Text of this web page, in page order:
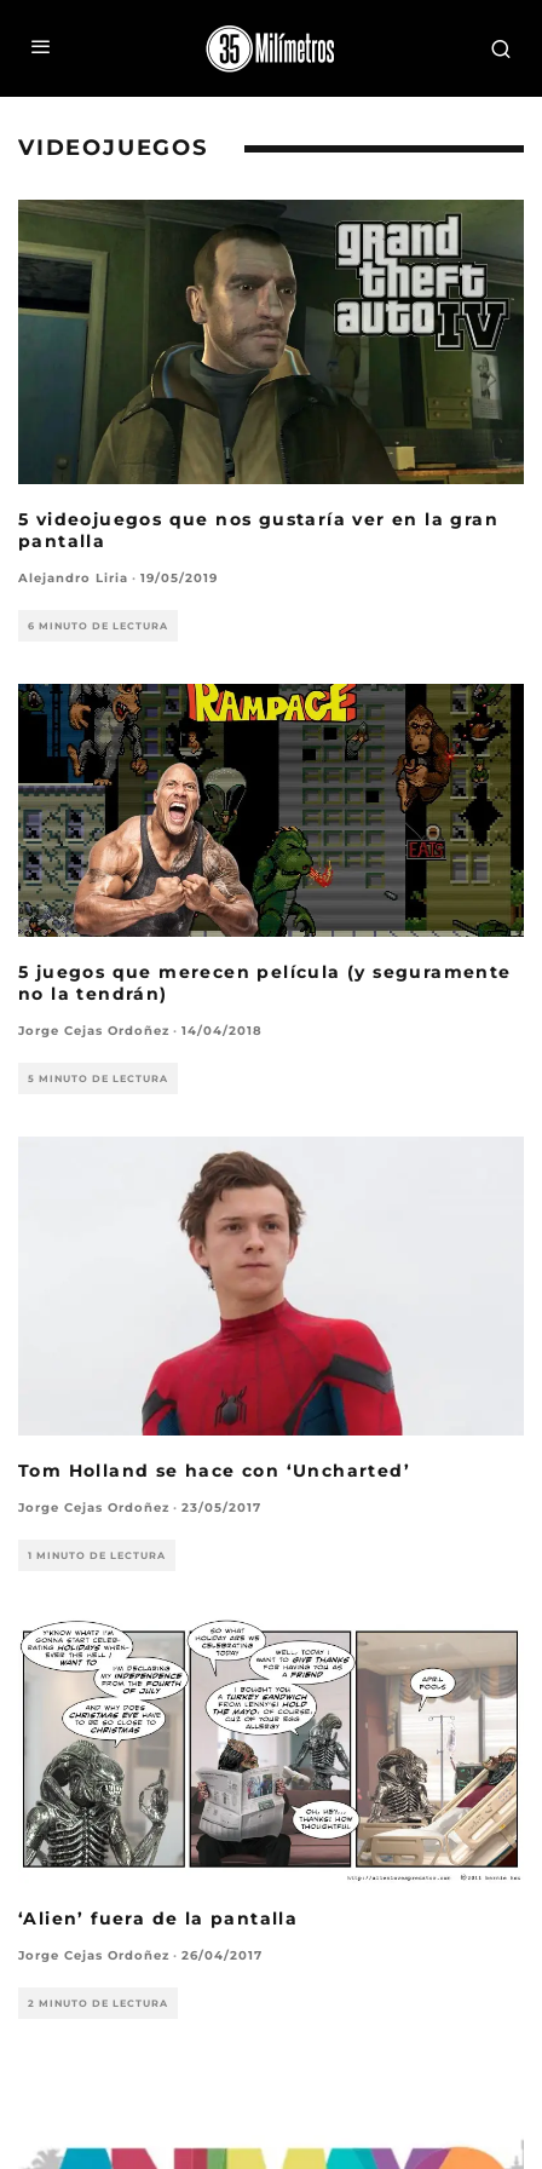
VIDEOJUEGOS
5 videojuegos que nos gustaría ver en la gran
pantalla
Alejandro Liria · 19/05/2019
6 MINUTO DE LECTURA
5 juegos que merecen película (y seguramente
no la tendrán)
Jorge Cejas Ordoñez · 14/04/2018
5 MINUTO DE LECTURA
Tom Holland se hace con ‘Uncharted’
Jorge Cejas Ordoñez · 23/05/2017
1 MINUTO DE LECTURA
‘Alien’ fuera de la pantalla
Jorge Cejas Ordoñez · 26/04/2017
2 MINUTO DE LECTURA